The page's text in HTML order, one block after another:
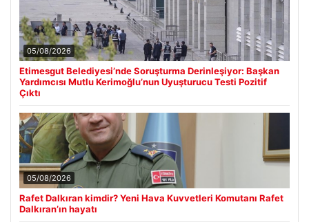
05/08/2026
Etimesgut Belediyesi’nde Soruşturma Derinleşiyor: Başkan
Yardımcısı Mutlu Kerimoğlu’nun Uyuşturucu Testi Pozitif
Çıktı
05/08/2026
Rafet Dalkıran kimdir? Yeni Hava Kuvvetleri Komutanı Rafet
Dalkıran’ın hayatı